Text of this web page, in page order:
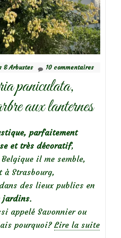
& Arbustes 10 commentaires
paniculata,
aux lanternes
parfaitement
et très décoratif,
il me semble,
Strasbourg,
dans des lieux publics en
jardins.
appelé Savonnier ou
pourquoi? Lire la suite